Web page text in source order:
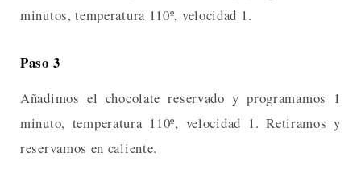
minutos, temperatura 110º, velocidad 1.
Paso 3
Añadimos el chocolate reservado y programamos 1
minuto, temperatura 110º, velocidad 1. Retiramos y
reservamos en caliente.